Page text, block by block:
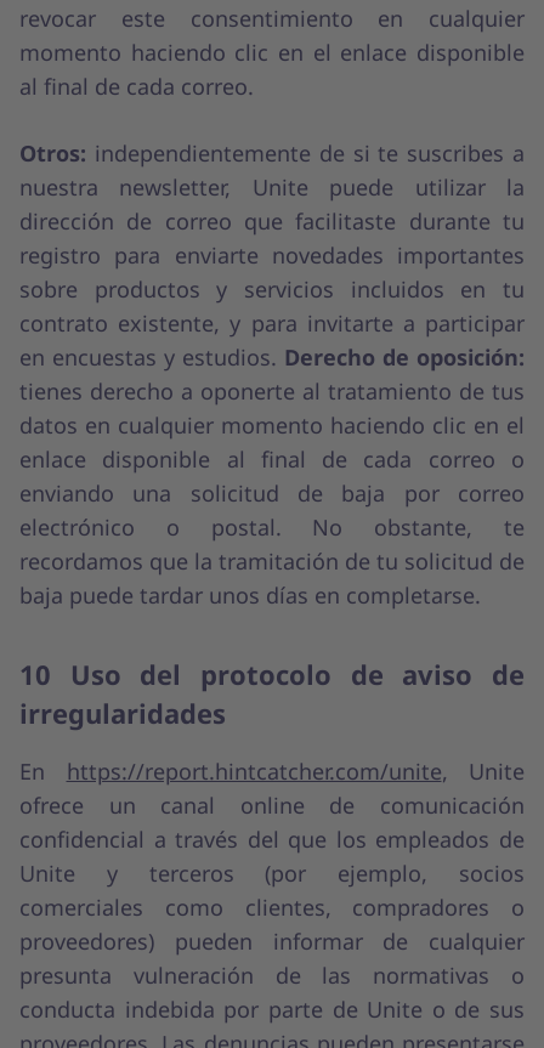
revocar este consentimiento en cualquier
momento haciendo clic en el enlace disponible
al final de cada correo.
Otros: independientemente de si te suscribes a
nuestra newsletter, Unite puede utilizar la
dirección de correo que facilitaste durante tu
registro para enviarte novedades importantes
sobre productos y servicios incluidos en tu
contrato existente, y para invitarte a participar
en encuestas y estudios. Derecho de oposición:
tienes derecho a oponerte al tratamiento de tus
datos en cualquier momento haciendo clic en el
enlace disponible al final de cada correo o
enviando una solicitud de baja por correo
electrónico o postal. No obstante, te
recordamos que la tramitación de tu solicitud de
baja puede tardar unos días en completarse.
10 Uso del protocolo de aviso de
irregularidades
En https://report.hintcatcher.com/unite, Unite
ofrece un canal online de comunicación
confidencial a través del que los empleados de
Unite y terceros (por ejemplo, socios
comerciales como clientes, compradores o
proveedores) pueden informar de cualquier
presunta vulneración de las normativas o
conducta indebida por parte de Unite o de sus